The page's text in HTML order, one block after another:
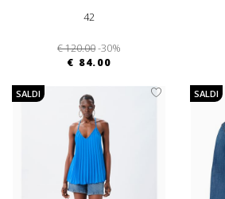
42
€ 120.00-30%
€ 84.00
SALDI SALDI